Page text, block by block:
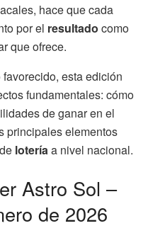
hace que cada
por el resultado como
que ofrece.
esta edición
fundamentales: cómo
de ganar en el
principales elementos
loteríaa nivel nacional.
Astro Sol –
de 2026